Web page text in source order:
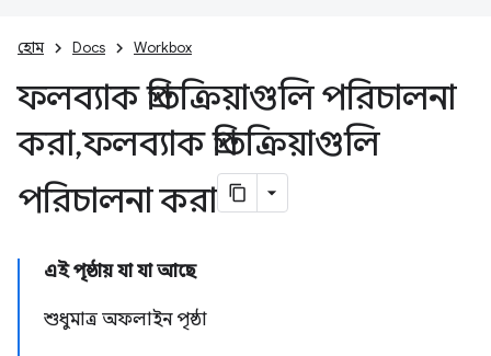
হোম Docs Workbox
ফলব্যাক প্রতিক্রিয়াগুলি পরিচালনা
করা,ফলব্যাক প্রতিক্রিয়াগুলি
পরিচালনা করা
এই পৃষ্ঠায় যা যা আছে
শুধুমাত্র অফলাইন পৃষ্ঠা